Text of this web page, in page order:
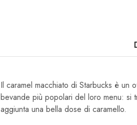
Il caramel macchiato di Starbucks è un
bevande più popolari del loro menu: si
aggiunta una bella dose di caramello.